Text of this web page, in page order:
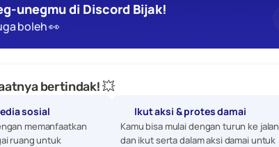
unegmu di Discord Bijak!
boleh 👀
bertindak! 💥
sosial
memanfaatkan
ruang untuk
Ikut aksi & protes damai
Kamu bisa mulai dengan turun ke jalan
dan ikut serta dalam aksi damai untuk